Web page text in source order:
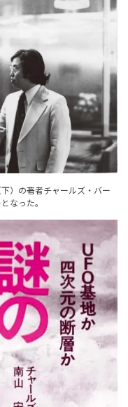
）の著者チャールズ・バー
なった。